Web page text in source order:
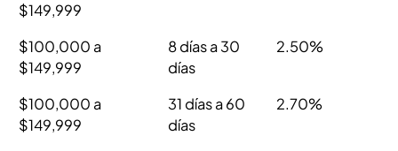
$149,999
$100,000 a
$149,999
8 días a 30
días
2.50%
$100,000 a
$149,999
31 días a 60
días
2.70%